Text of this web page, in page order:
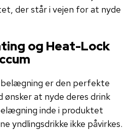
der står i vejen for at nyde
og Heat-Lock
belægning er den perfekte
ønsker at nyde deres drink
inde i produktet
yndlingsdrikke ikke påvirkes.